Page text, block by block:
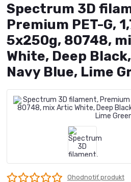
Spectrum 3D
Premium PET-G,
5x250g, 80748,
White, Deep
Navy Blue, Lime
Ohodnotiť produkt